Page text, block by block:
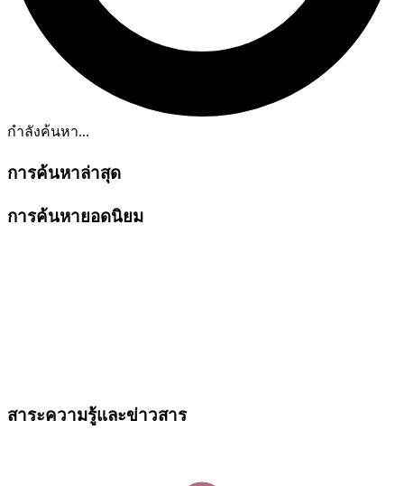
กำลังค้นหา...
การค้นหาล่าสุด
การค้นหายอดนิยม
สาระความรู้และข่าวสาร